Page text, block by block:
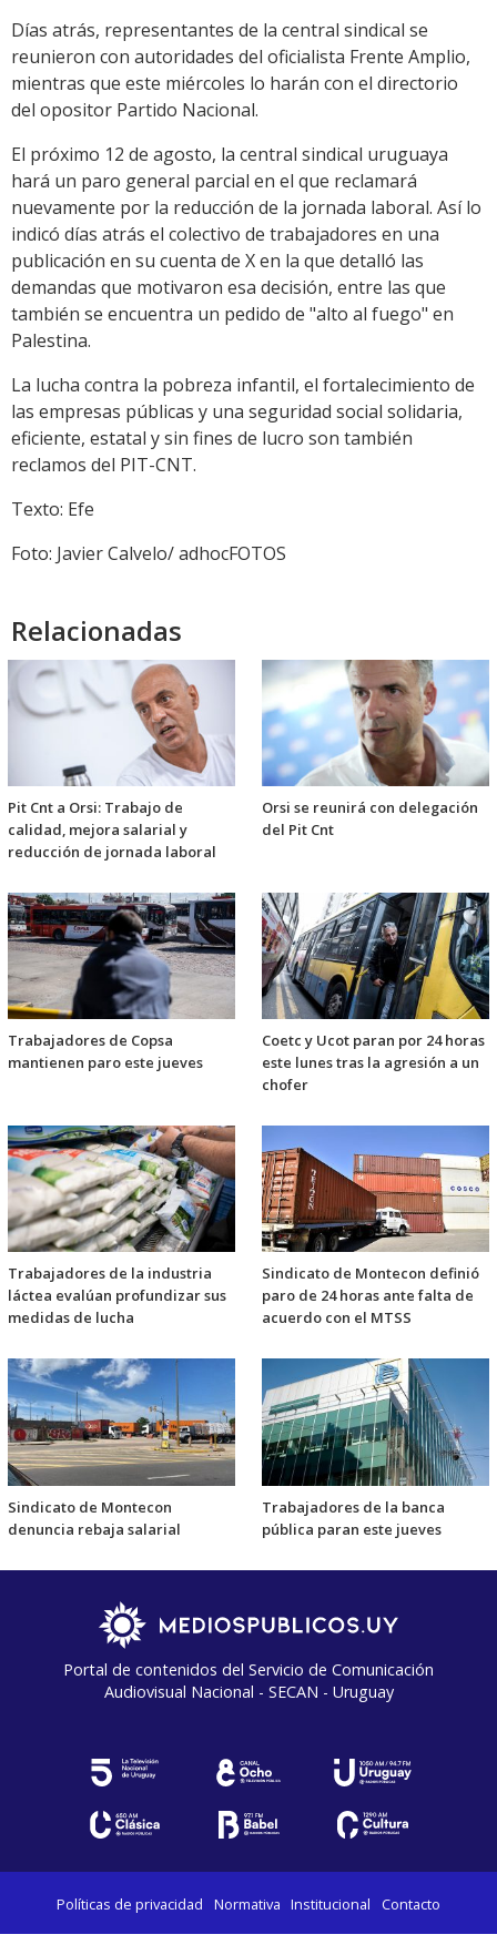
Días atrás, representantes de la central sindical se
reunieron con autoridades del oficialista Frente Amplio,
mientras que este miércoles lo harán con el directorio
del opositor Partido Nacional.
El próximo 12 de agosto, la central sindical uruguaya
hará un paro general parcial en el que reclamará
nuevamente por la reducción de la jornada laboral. Así lo
indicó días atrás el colectivo de trabajadores en una
publicación en su cuenta de X en la que detalló las
demandas que motivaron esa decisión, entre las que
también se encuentra un pedido de "alto al fuego" en
Palestina.
La lucha contra la pobreza infantil, el fortalecimiento de
las empresas públicas y una seguridad social solidaria,
eficiente, estatal y sin fines de lucro son también
reclamos del PIT-CNT.
Texto: Efe
Foto: Javier Calvelo/ adhocFOTOS
Relacionadas
Pit Cnt a Orsi: Trabajo de
calidad, mejora salarial y
reducción de jornada laboral
Orsi se reunirá con delegación
del Pit Cnt
Trabajadores de Copsa
mantienen paro este jueves
Coetc y Ucot paran por 24 horas
este lunes tras la agresión a un
chofer
Trabajadores de la industria
láctea evalúan profundizar sus
medidas de lucha
Sindicato de Montecon definió
paro de 24 horas ante falta de
acuerdo con el MTSS
Sindicato de Montecon
denuncia rebaja salarial
Trabajadores de la banca
pública paran este jueves
Portal de contenidos del Servicio de Comunicación
Audiovisual Nacional - SECAN - Uruguay
Políticas de privacidad Normativa Institucional Contacto